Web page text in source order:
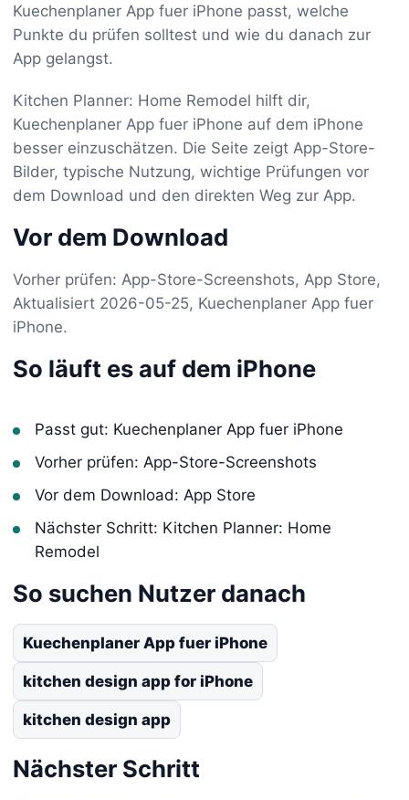
Kuechenplaner App fuer iPhone passt, welche
Punkte du prüfen solltest und wie du danach zur
App gelangst.
Kitchen Planner: Home Remodel hilft dir,
Kuechenplaner App fuer iPhone auf dem iPhone
besser einzuschätzen. Die Seite zeigt App-Store-
Bilder, typische Nutzung, wichtige Prüfungen vor
dem Download und den direkten Weg zur App.
Vor dem Download
Vorher prüfen: App-Store-Screenshots, App Store,
Aktualisiert 2026-05-25, Kuechenplaner App fuer
iPhone.
So läuft es auf dem iPhone
Passt gut: Kuechenplaner App fuer iPhone
Vorher prüfen: App-Store-Screenshots
Vor dem Download: App Store
Nächster Schritt: Kitchen Planner: Home
Remodel
So suchen Nutzer danach
Kuechenplaner App fuer iPhone
kitchen design app for iPhone
kitchen design app
Nächster Schritt